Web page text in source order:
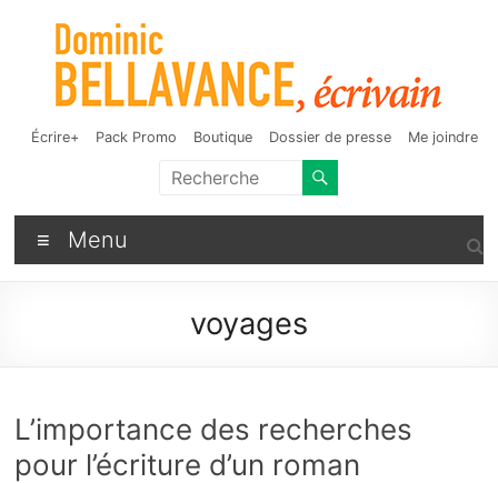
contenu
Dominic Bellavance,
écrivain
Auteur de fantasy, d'humour et d'autres bizarreries
Écrire+ Pack Promo Boutique Dossier de presse Me joindre
Menu
voyages
L’importance des recherches
pour l’écriture d’un roman